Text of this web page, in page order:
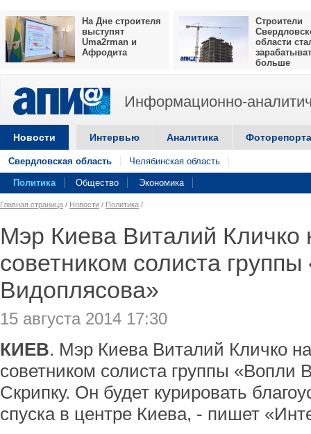
На Дне строителя
выступят
Uma2rman и
Афродита
Строители
области
больше
Информационно-
Новости Интервью Аналитика
Свердловская область Челябинская область
Политика Общество Экономика
Главная страница / Новости / Политика /
Мэр Киева Виталий Кличко
советником солиста
Видоплясова»
15 августа 2014 17:30
КИЕВ. Мэр Киева Виталий Кличко
советником солиста группы «Вопли
Скрипку. Он будет курировать
спуска в центре Киева, - пишет